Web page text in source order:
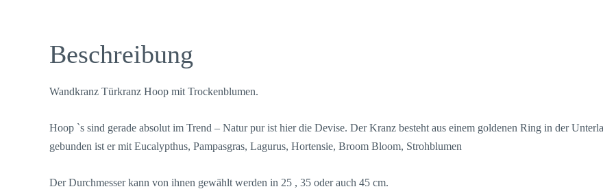
Beschreibung
Wandkranz Türkranz Hoop mit Trockenblumen.
Hoop `s sind gerade absolut im Trend – Natur pur ist hier die Devise. Der Kranz besteht aus einem goldenen Ring in der
gebunden ist er mit Eucalypthus, Pampasgras, Lagurus, Hortensie, Broom Bloom, Strohblumen
Der Durchmesser kann von ihnen gewählt werden in 25 , 35 oder auch 45 cm.